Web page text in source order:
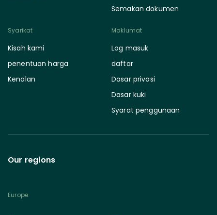
Semakan dokumen
Syarikat
Kisah kami
penentuan harga
Kenalan
Maklumat
Log masuk
daftar
Dasar privasi
Dasar kuki
Syarat penggunaan
Our regions
Europe